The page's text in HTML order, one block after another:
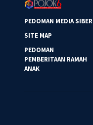
PEDOMAN MEDIA SIBER
SITE MAP
PEDOMAN
PEMBERITAAN RAMAH
ANAK